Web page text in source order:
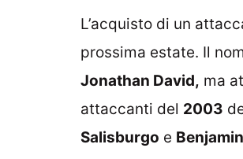
L’acquisto di un
prossima estate. Il
Jonathan David, ma
attaccanti del 2003
Salisburgo e